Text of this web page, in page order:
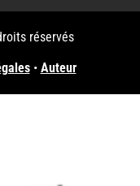
réservés
• Auteur